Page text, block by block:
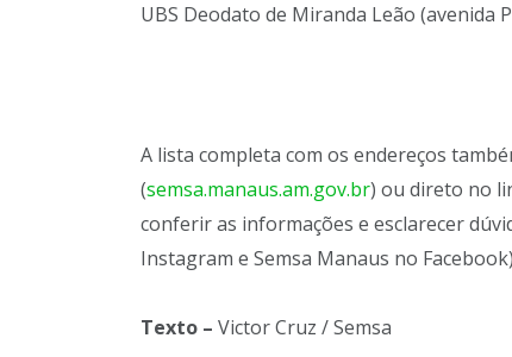
UBS Deodato de Miranda Leão (avenida
A lista completa com os endereços
(semsa.manaus.am.gov.br) ou direto no
conferir as informações e esclarecer
Instagram e Semsa Manaus no
Texto –Victor Cruz / Semsa